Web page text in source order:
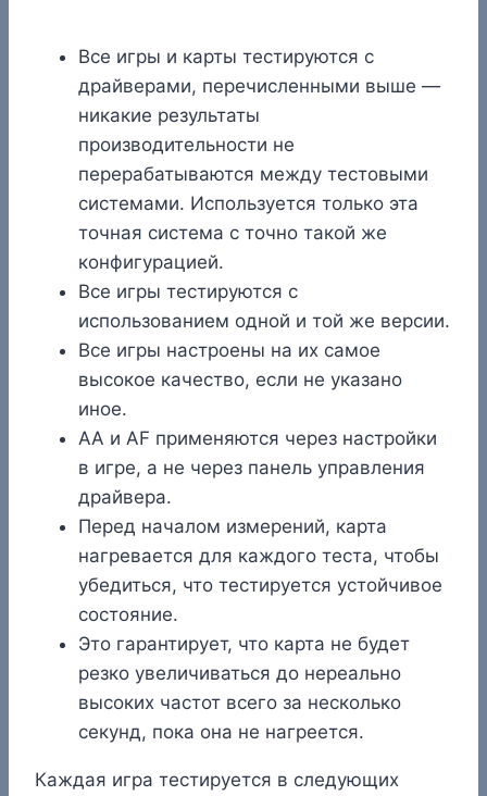
Все игры и карты тестируются с
драйверами, перечисленными выше —
никакие результаты
производительности не
перерабатываются между тестовыми
системами. Используется только эта
точная система с точно такой же
конфигурацией.
Все игры тестируются с
использованием одной и той же версии.
Все игры настроены на их самое
высокое качество, если не указано
иное.
AA и AF применяются через настройки
в игре, а не через панель управления
драйвера.
Перед началом измерений, карта
нагревается для каждого теста, чтобы
убедиться, что тестируется устойчивое
состояние.
Это гарантирует, что карта не будет
резко увеличиваться до нереально
высоких частот всего за несколько
секунд, пока она не нагреется.
Каждая игра тестируется в следующих